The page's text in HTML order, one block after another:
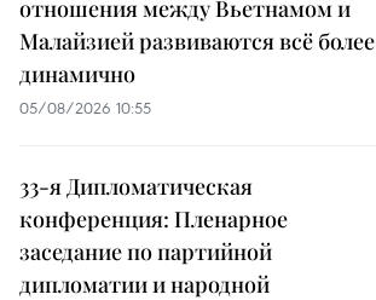
отношения между Вьетнамом и
Малайзией развиваются всё более
динамично
05/08/2026 10:55
33-я Дипломатическая
конференция: Пленарное
заседание по партийной
дипломатии и народной